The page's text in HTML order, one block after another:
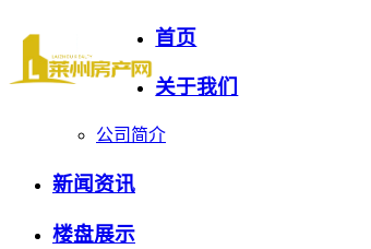
首页
关于我们
公司简介
新闻资讯
楼盘展示